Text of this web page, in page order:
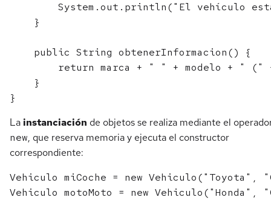
System.out.println("El vehículo
    }
    public String obtenerInformacion() {
return marca + " " + modelo + " ("
    }
La instanciación de objetos se realiza mediante el
new, que reserva memoria y ejecuta el constructor
correspondiente:
Vehiculo miCoche = new
Vehiculo motoMoto = new Vehiculo("Honda",